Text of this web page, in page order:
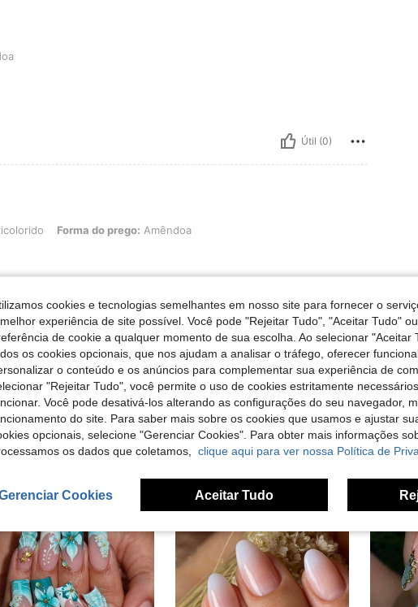
Útil (0)
Forma do prego: Amêndoa
Forma do prego: Amêndoa
Útil (0)
Ver Mais Avaliações
cookies e tecnologias semelhantes em nosso site para fornecer o
experiência de site possível. Você pode "Rejeitar Tudo", "Aceitar Tudo"
de cookie a qualquer momento de sua escolha. Ao selecionar "Aceitar
os cookies opcionais, que nos ajudam a analisar o tráfego, oferecer
o conteúdo e os anúncios para complementar sua experiência de
"Rejeitar Tudo", você permite o uso de cookies estritamente
Você pode desativá-los alterando as configurações do seu navegador,
do site. Para saber mais sobre os cookies que usamos e ajustar
opcionais, selecione "Gerenciar Cookies". Para obter mais informações
os dados que coletamos, clique aqui para ver nossa Política de
Cookies Aceitar Tudo